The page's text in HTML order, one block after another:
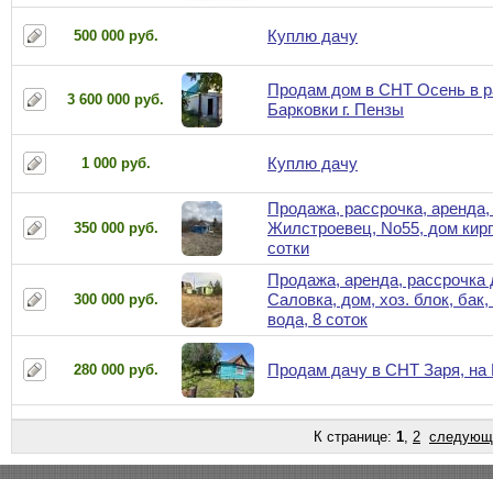
500 000 руб. Куплю дачу
3 600 000 руб.
Продам дом в СНТ Осень в
Барковки г. Пензы
1 000 руб. Куплю дачу
350 000 руб.
Продажа, рассрочка, аренда,
Жилстроевец, No55, дом
сотки
300 000 руб.
Продажа, аренда, рассрочка
Саловка, дом, хоз. блок, бак,
вода, 8 соток
280 000 руб. Продам дачу в СНТ Заря, на
К странице: 1, 2